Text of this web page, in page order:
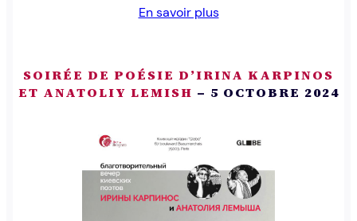
En savoir plus
SOIRÉE DE POÉSIE D’IRINA KARPINOS
ET ANATOLIY LEMISH – 5 OCTOBRE 2024